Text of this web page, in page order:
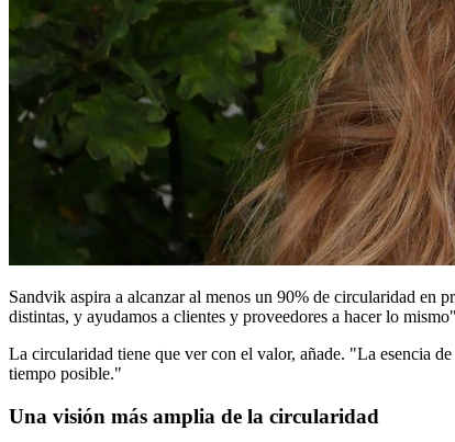
Sandvik aspira a alcanzar al menos un 90% de circularidad en
distintas, y ayudamos a clientes y proveedores a hacer lo
La circularidad tiene que ver con el valor, añade. "La esencia
tiempo posible."
Una visión más amplia de la circularidad